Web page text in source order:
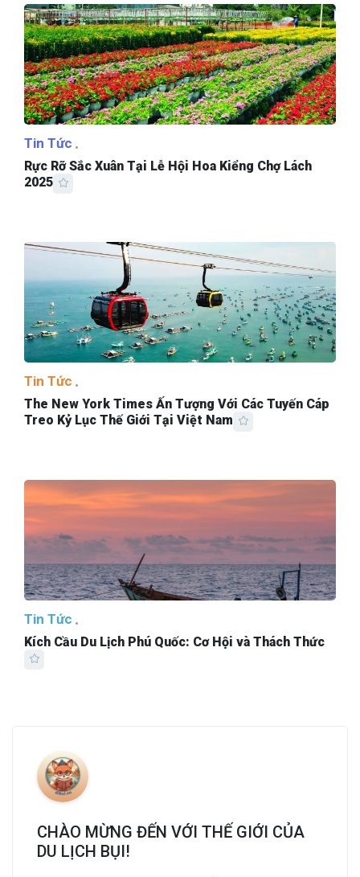
Tin Tức
Rực Rỡ Sắc Xuân Tại Lễ Hội Hoa Kiểng Chợ Lách
2025
Tin Tức
The New York Times Ấn Tượng Với Các Tuyến Cáp
Treo Kỷ Lục Thế Giới Tại Việt Nam
Tin Tức
Kích Cầu Du Lịch Phú Quốc: Cơ Hội và Thách Thức
CHÀO MỪNG ĐẾN VỚI THẾ GIỚI CỦA
DU LỊCH BỤI!